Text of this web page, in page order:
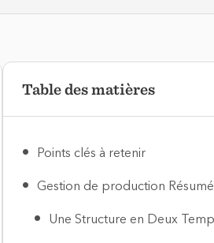
Table des matières
Points clés à retenir
Gestion de production Résumé